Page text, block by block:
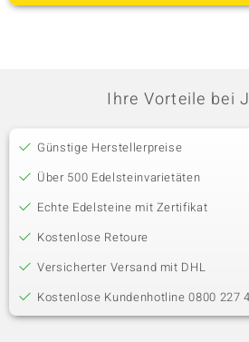
Ihre Vorteile bei
Günstige Herstellerpreise
Über 500 Edelsteinvarietäten
Echte Edelsteine mit Zertifikat
Kostenlose Retoure
Versicherter Versand mit DHL
Kostenlose Kundenhotline 0800 227